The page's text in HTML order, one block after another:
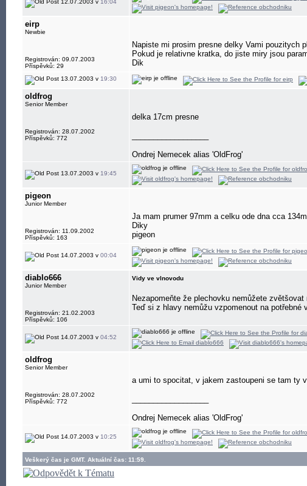
12.07.2003 v 16:04
eirp
Newbie
Registrován: 09.07.2003
Příspěvků: 29
Napiste mi prosim presne delky Vami pouzitych
Pokud je relativne kratka, do jiste miry jsou
Dik
13.07.2003 v 19:30
oldfrog
Senior Member
Registrován: 28.07.2002
Příspěvků: 772
delka 17cm presne
Ondrej Nemecek alias 'OldFrog'
13.07.2003 v 19:45
pigeon
Junior Member
Registrován: 11.09.2002
Příspěvků: 163
Ja mam prumer 97mm a celku ode dna cca
Diky
pigeon
14.07.2003 v 00:04
diablo666
Junior Member
Registrován: 21.02.2003
Příspěvků: 106
Vidy ve vlnovodu
Nezapomeňte že plechovku nemůžete
Teď si z hlavy nemůžu vzpomenout na
14.07.2003 v 04:52
oldfrog
Senior Member
Registrován: 28.07.2002
Příspěvků: 772
a umi to spocitat, v jakem zastoupeni se tam ty
Ondrej Nemecek alias 'OldFrog'
14.07.2003 v 10:25
Veškerý čas je GMT. Aktuální čas: 11:59.